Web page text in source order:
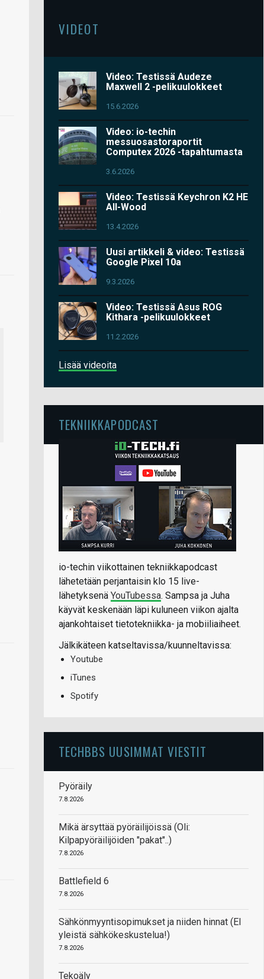
VIDEOT
Video: Testissä Audeze
Maxwell 2 -pelikuulokkeet
15.6.2026
Video: io-techin
messuosastoraportit
Computex 2026 -tapahtumasta
3.6.2026
Video: Testissä Keychron K2 HE
All-Wood
13.4.2026
Uusi artikkeli & video: Testissä
Google Pixel 10a
9.3.2026
Video: Testissä Asus ROG
Kithara -pelikuulokkeet
11.2.2026
Lisää videoita
TEKNIIKKAPODCAST
io-techin viikottainen tekniikkapodcast
lähetetään perjantaisin klo 15 live-
lähetyksenä YouTubessa. Sampsa ja Juha
käyvät keskenään läpi kuluneen viikon ajalta
ajankohtaiset tietotekniikka- ja mobiiliaiheet.
Jälkikäteen katseltavissa/kuunneltavissa:
Youtube
iTunes
Spotify
TECHBBS UUSIMMAT VIESTIT
Pyöräily
7.8.2026
Mikä ärsyttää pyöräilijöissä (Oli:
Kilpapyöräilijöiden "pakat"..)
7.8.2026
Battlefield 6
7.8.2026
Sähkönmyyntisopimukset ja niiden hinnat (EI
yleistä sähkökeskustelua!)
7.8.2026
Tekoäly